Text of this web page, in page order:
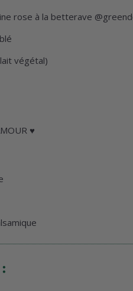
rose à la betterave
végétal)
♥️